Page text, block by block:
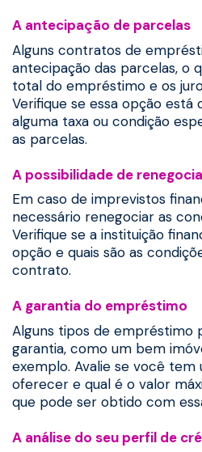
A antecipação de parcelas
Alguns contratos de
antecipação das parcelas, o
total do empréstimo e os
Verifique se essa opção está
alguma taxa ou condição
as parcelas.
A possibilidade de
Em caso de imprevistos
necessário renegociar as
Verifique se a instituição
opção e quais são as
contrato.
A garantia do empréstimo
Alguns tipos de empréstimo
garantia, como um bem
exemplo. Avalie se você tem
oferecer e qual é o valor
que pode ser obtido com
A análise do seu perfil de